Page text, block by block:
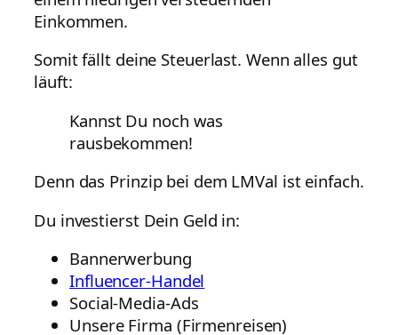
Einkommen.
Somit fällt deine Steuerlast. Wenn alles gut
läuft:
Kannst Du noch was
rausbekommen!
Denn das Prinzip bei dem LMVal ist einfach.
Du investierst Dein Geld in:
Bannerwerbung
Influencer-Handel
Social-Media-Ads
Unsere Firma (Firmenreisen)